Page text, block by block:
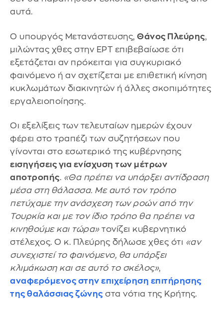
αυτά.
Ο υπουργός Μετανάστευσης, Θάνος Πλεύρης,
μιλώντας χθες στην ΕΡΤ επιβεβαίωσε ότι
εξετάζεται αν πρόκειται για συγκυριακό
φαινόμενο ή αν σχετίζεται με επιθετική κίνηση
κυκλωμάτων διακινητών ή άλλες σκοπιμότητες
εργαλειοποίησης.
Οι εξελίξεις των τελευταίων ημερών έχουν
φέρει στο τραπέζι των συζητήσεων που
γίνονται στο εσωτερικό της κυβέρνησης
εισηγήσεις για ενίσχυση των μέτρων
αποτροπής. «Θα πρέπει να υπάρξει αντίδραση
μέσα στη θάλασσα. Με αυτό τον τρόπο
πετύχαμε την ανάσχεση των ροών από την
Τουρκία και με τον ίδιο τρόπο θα πρέπει να
κινηθούμε και τώρα»τονίζει κυβερνητικό
στέλεχος. Ο κ. Πλεύρης δήλωσε χθες ότι «αν
συνεχιστεί το φαινόμενο, θα υπάρξει
κλιμάκωση και σε αυτό το σκέλος»,
αναφερόμενος στην επιχείρηση επιτήρησης
της θαλάσσιας ζώνης στα νότια της Κρήτης.